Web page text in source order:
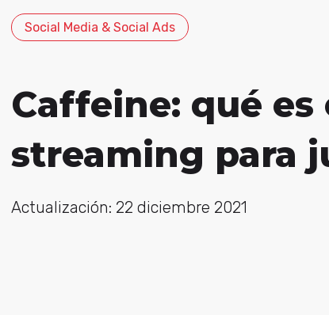
Social Media & Social Ads
Caffeine: qué
streaming para
Actualización: 22 diciembre 2021